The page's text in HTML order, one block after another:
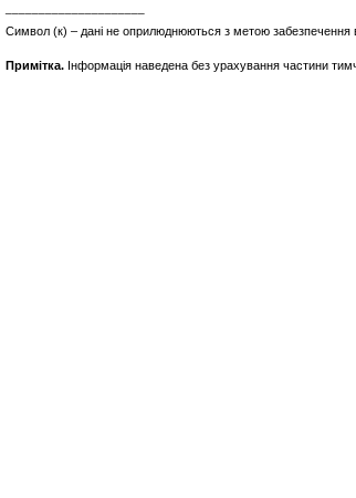
Символ (к) – дані не оприлюднюються з метою забезпечення
Примітка. Інформація наведена без урахування частини